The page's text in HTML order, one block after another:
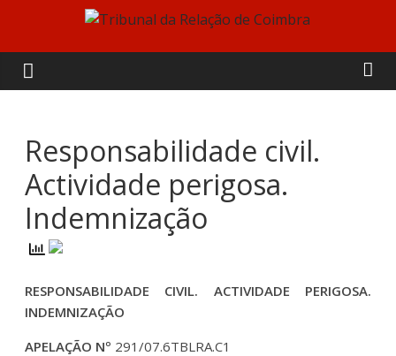
content
Tribunal
da
Relação
de
Coimbra
Responsabilidade civil.
Actividade perigosa.
Indemnização
RESPONSABILIDADE CIVIL. ACTIVIDADE PERIGOSA.
INDEMNIZAÇÃO
APELAÇÃO Nº 291/07.6TBLRA.C1